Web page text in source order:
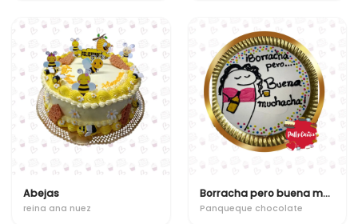
Abejas
reina ana nuez
Borracha pero buena muchacha
Panqueque chocolate